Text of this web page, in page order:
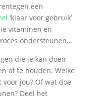
een
‘klaar voor gebruik’
vitaminen en
ondersteunen…
die je kan doen
of te houden. Welke
jou? Of wat doe
Deel het